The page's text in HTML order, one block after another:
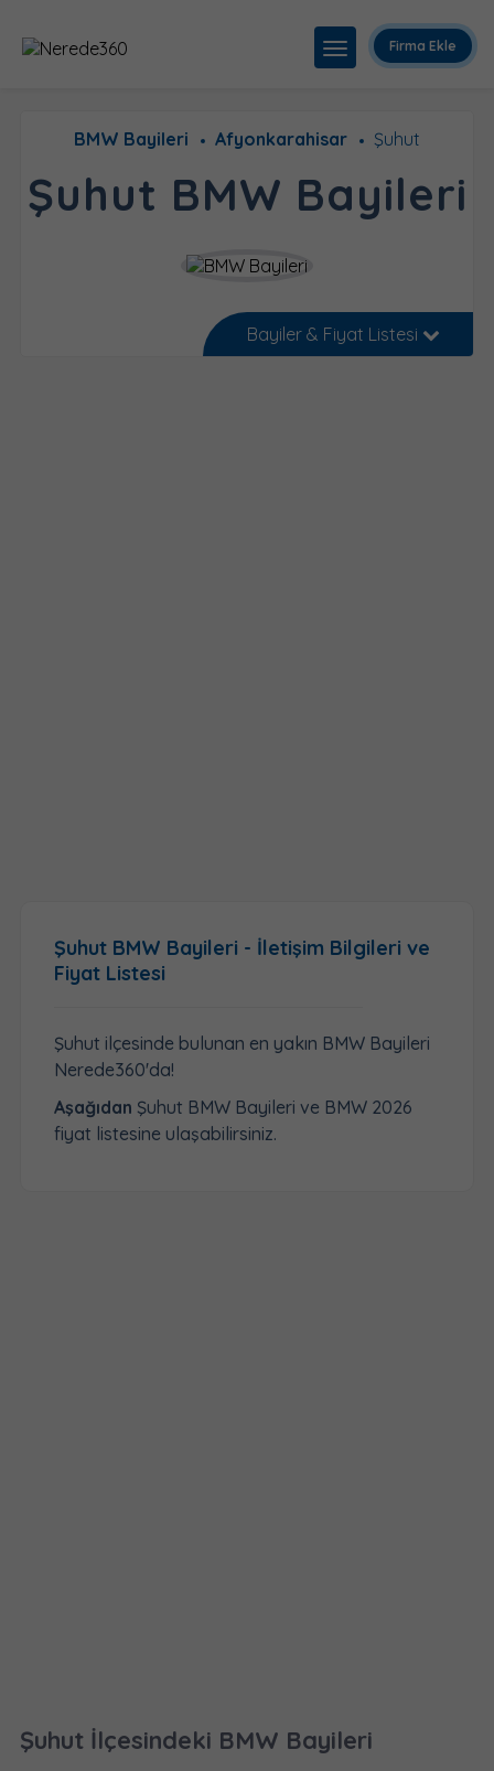
Firma Ekle
BMW Bayileri Afyonkarahisar Şuhut
Şuhut BMW Bayileri
Bayiler & Fiyat Listesi
Şuhut BMW Bayileri - İletişim Bilgileri ve
Fiyat Listesi
Şuhut ilçesinde bulunan en yakın BMW Bayileri
Nerede360'da!
Aşağıdan Şuhut BMW Bayileri ve BMW 2026
fiyat listesine ulaşabilirsiniz.
Şuhut İlçesindeki BMW Bayileri